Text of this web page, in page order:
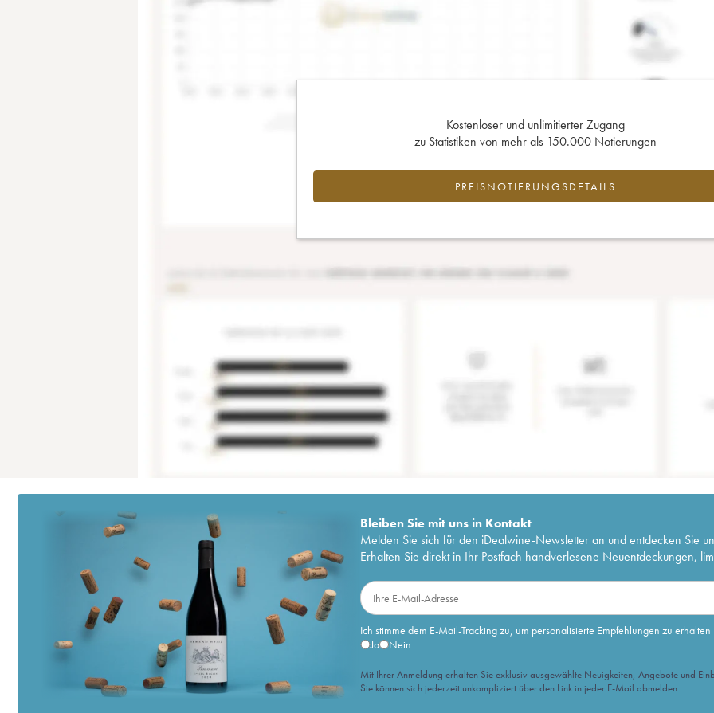
Kostenloser und unlimitierter Zugang
zu Statistiken von mehr als 150.000 Notierungen
PREISNOTIERUNGSDETAILS
Bleiben Sie mit uns in Kontakt
Melden Sie sich für den iDealwine-Newsletter an und entdecken Sie
Erhalten Sie direkt in Ihr Postfach handverlesene Neuentdeckungen,
Ich stimme dem E-Mail-Tracking zu, um personalisierte Empfehlungen zu erhalten
Ja
Nein
Mit Ihrer Anmeldung erhalten Sie exklusiv ausgewählte Neuigkeiten, Angebote und
Sie können sich jederzeit unkompliziert über den Link in jeder E-Mail abmelden.